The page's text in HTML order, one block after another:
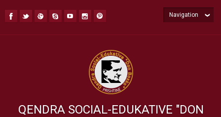
QENDRA SOCIAL-EDUKATIVE "DON
Navigation